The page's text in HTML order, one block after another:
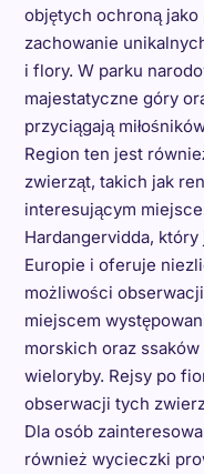
objętych ochroną jako
zachowanie
i flory. W parku
majestatyczne góry
przyciągają
Region ten jest
zwierząt, takich jak
interesującym
Hardangervidda, który
Europie i oferuje
możliwości
miejscem
morskich oraz
wieloryby. Rejsy po
obserwacji tych
Dla osób
również wycieczki